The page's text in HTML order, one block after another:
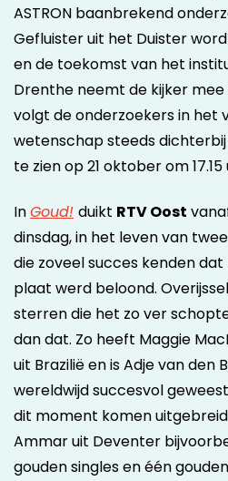
ASTRON baanbrekend
Gefluister uit het Duister
en de toekomst van het
Drenthe neemt de kijker
volgt de onderzoekers in het
wetenschap steeds dichterbij
te zien op 21 oktober om 17.15
InGoud! duikt RTV Oost
dinsdag, in het leven van
die zoveel succes kenden
plaat werd beloond.
sterren die het zo ver
dan dat. Zo heeft Maggie
uit Brazilië en is Adje van den
wereldwijd succesvol
dit moment komen
Ammar uit Deventer
gouden singles en één